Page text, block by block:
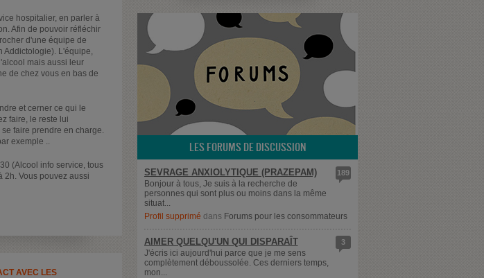
hospitalier, en parler à
Afin de pouvoir réfléchir
d'une équipe de
L'équipe,
mais aussi leur
de chez vous en bas de
et cerner ce qui le
faire, le reste lui
faire prendre en charge.
exemple ..
(Alcool info service, tous
2h. Vous pouvez aussi
AVEC LES
LES FORUMS DE DISCUSSION
189
SEVRAGE ANXIOLYTIQUE (PRAZEPAM)
Bonjour à tous, Je suis à la recherche de
personnes qui sont plus ou moins dans la même
situat...
Profil supprimé dans Forums pour les consommateurs
3
AIMER QUELQU'UN QUI DISPARAÎT
J'écris ici aujourd'hui parce que je me sens
complètement déboussolée. Ces derniers temps,
mon...